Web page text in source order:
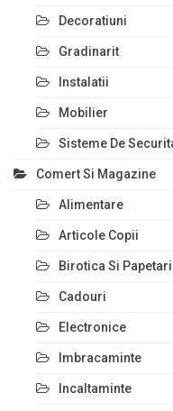
Decoratiuni
Gradinarit
Instalatii
Mobilier
Sisteme De
Comert Si Magazine
Alimentare
Articole Copii
Birotica Si
Cadouri
Electronice
Imbracaminte
Incaltaminte